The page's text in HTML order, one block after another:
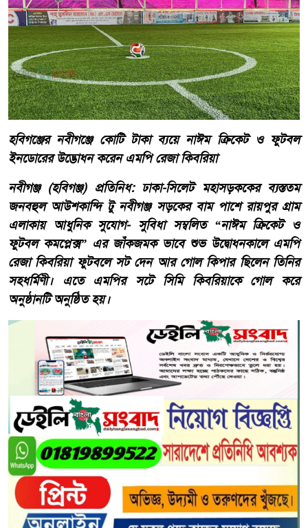
হবিগঞ্জের নবীগঞ্জে কোটি টাকা ব্যয়ে নাঈম ক্রিকেট ও ফুটবল
ইনডোরের উদ্ভোধন করেন এমপি রেজা কিবরিয়া
নবীগঞ্জ (হবিগঞ্জ) প্রতিনিধ: ঢাকা-সিলেট মহাসড়ককের ব্যস্ততম
জনবহুল আউশকান্দি টু নবীগঞ্জ সড়কের বাম পাশে রায়পুর গ্রাম
এলাকায় আধুনিক সুযোগ- সুবিধা সম্বলিত “নাঈম ক্রিকেট ও
ফুটবল কমপ্লেক্স” এর জাঁকজমক ভাবে শুভ উদ্বোধনকালে এমপি
রেজা কিবরিয়া ফুটবলে সট দেন আর গোল কিপার ছিলেন তিনির
সহধর্মিণী। এতে এমপির সটে সিমি কিবরিয়াকে গোল করে
অনুষ্ঠানটি অনুষ্ঠিত হয়।